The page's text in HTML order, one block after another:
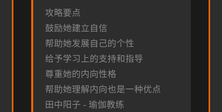
攻略要点
鼓励她建立自信
帮助她发展自己的个性
给予学习上的支持和指导
尊重她的内向性格
帮助她理解内向也是一种优点
田中阳子 - 瑜伽教练